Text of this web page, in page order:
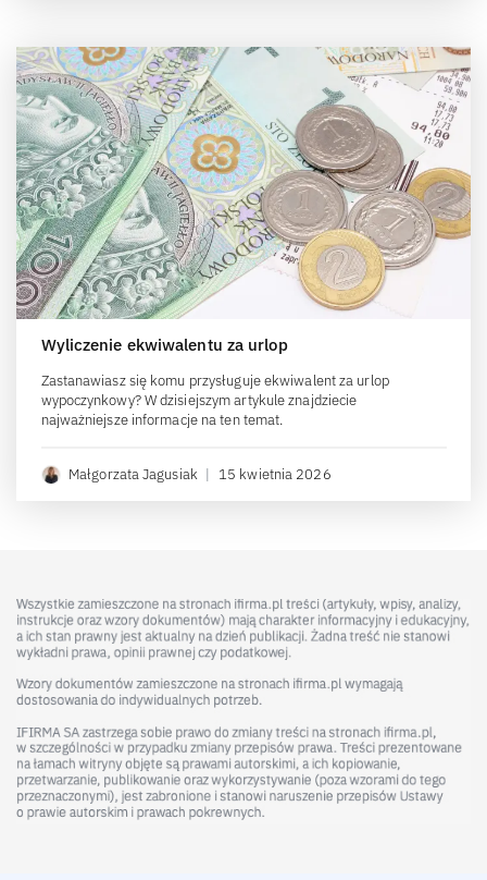
Wyliczenie ekwiwalentu za urlop
Zastanawiasz się komu przysługuje ekwiwalent za urlop
wypoczynkowy? W dzisiejszym artykule znajdziecie
najważniejsze informacje na ten temat.
Małgorzata Jagusiak | 15 kwietnia 2026